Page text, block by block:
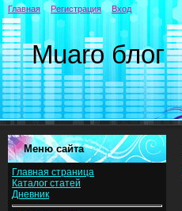
Muaro блог
Главная Регистрация Вход
Меню сайта
Главная страница
Каталог статей
Дневник